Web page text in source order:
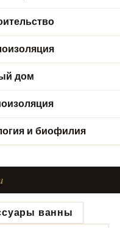
дом
и биофилия
ванны